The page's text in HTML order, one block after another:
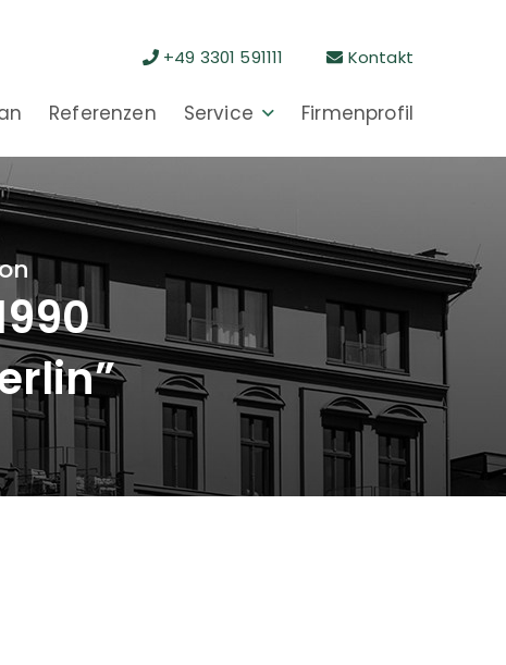
+49 3301 591111 Kontakt
Referenzen Service Firmenprofil